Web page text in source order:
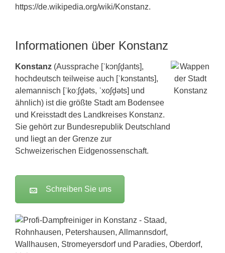
https://de.wikipedia.org/wiki/Konstanz.
Informationen über Konstanz
Konstanz (Aussprache [ˈkɔnʃd̥ants],
hochdeutsch teilweise auch [ˈkɔnstants],
alemannisch [ˈkoːʃd̥əts, ˈxoʃd̥əts] und
ähnlich) ist die größte Stadt am Bodensee
und Kreisstadt des Landkreises Konstanz.
Sie gehört zur Bundesrepublik Deutschland
und liegt an der Grenze zur
Schweizerischen Eidgenossenschaft.
Schreiben Sie uns